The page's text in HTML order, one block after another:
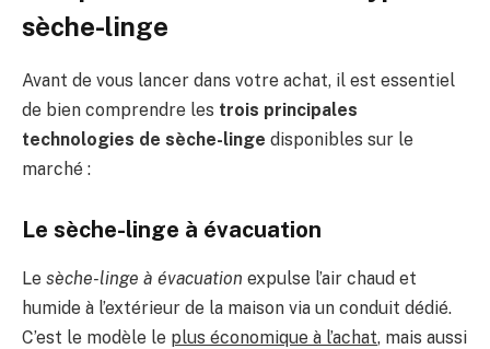
sèche-linge
Avant de vous lancer dans votre achat, il est essentiel
de bien comprendre les trois principales
technologies de sèche-linge disponibles sur le
marché :
Le sèche-linge à évacuation
Le sèche-linge à évacuation expulse l’air chaud et
humide à l’extérieur de la maison via un conduit dédié.
C’est le modèle le plus économique à l’achat, mais aussi